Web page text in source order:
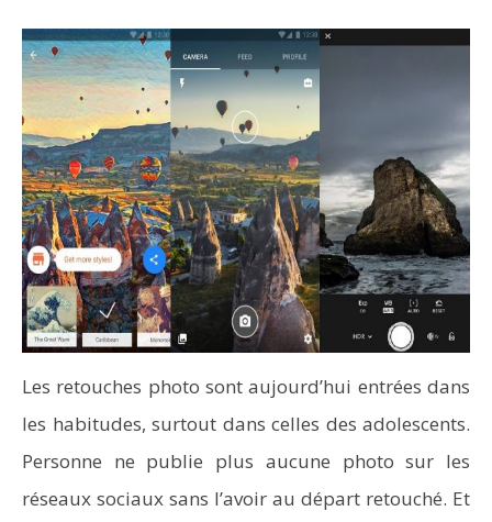
Les retouches photo sont aujourd’hui entrées dans
les habitudes, surtout dans celles des adolescents.
Personne ne publie plus aucune photo sur les
réseaux sociaux sans l’avoir au départ retouché. Et